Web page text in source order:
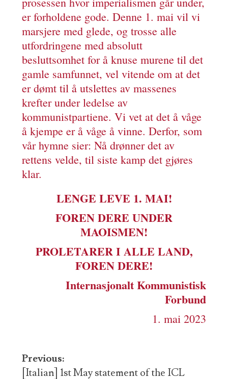
er forholdene gode. Denne 1. mai vil vi
marsjere med glede, og trosse alle
utfordringene med absolutt
besluttsomhet for å knuse murene til det
gamle samfunnet, vel vitende om at det
er dømt til å utslettes av massenes
krefter under ledelse av
kommunistpartiene. Vi vet at det å våge
å kjempe er å våge å vinne. Derfor, som
vår hymne sier: Nå drønner det av
rettens velde, til siste kamp det gjøres
klar.
LENGE LEVE 1. MAI!
FOREN DERE UNDER
MAOISMEN!
PROLETARER I ALLE LAND,
FOREN DERE!
Internasjonalt Kommunistisk
Forbund
1. mai 2023
Post
Previous:
[Italian] 1st May statement of the ICL